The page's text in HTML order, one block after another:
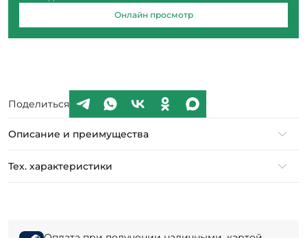
Онлайн просмотр
Поделиться
Описание и преимущества
Тех. характеристики